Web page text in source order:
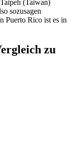
(Taiwan)
sozusagen
Puerto Rico ist es in
zu